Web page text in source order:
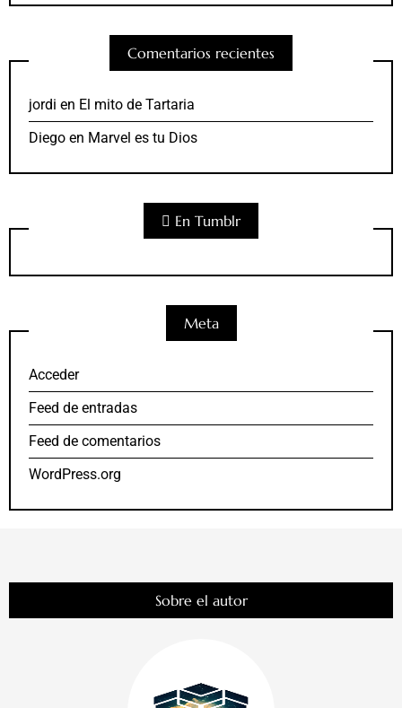
Comentarios recientes
jordi en El mito de Tartaria
Diego en Marvel es tu Dios
En Tumblr
Meta
Acceder
Feed de entradas
Feed de comentarios
WordPress.org
Sobre el autor